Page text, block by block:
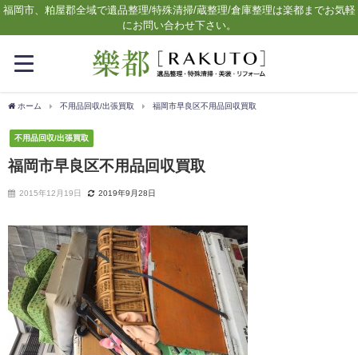
福岡市、粕屋郡全域で遺品整理/特殊清掃/蔵整理/倉庫整理は楽都までお気軽
にお問い合わせ下さい。
ホーム 不用品回収/出張買取 福岡市早良区不用品回収買取
不用品回収/出張買取
福岡市早良区不用品回収買取
2015年12月19日 2019年9月28日